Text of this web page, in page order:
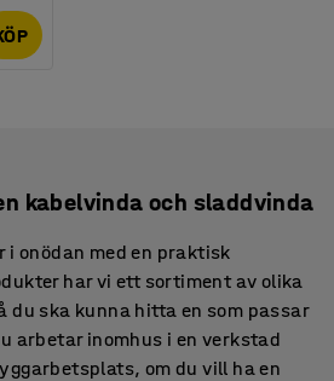
kabelvinda och sladdvinda
i onödan med en praktisk
har vi ett sortiment av olika
du ska kunna hitta en som passar
arbetar inomhus i en verkstad
om du vill ha en